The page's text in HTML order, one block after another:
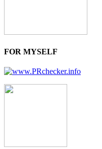
FOR MYSELF